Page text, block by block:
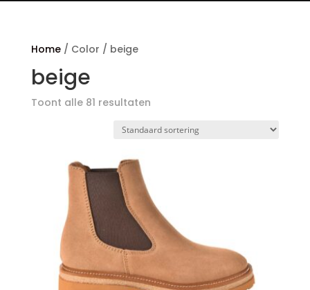
Home/ Color / beige
beige
Toont alle 81 resultaten